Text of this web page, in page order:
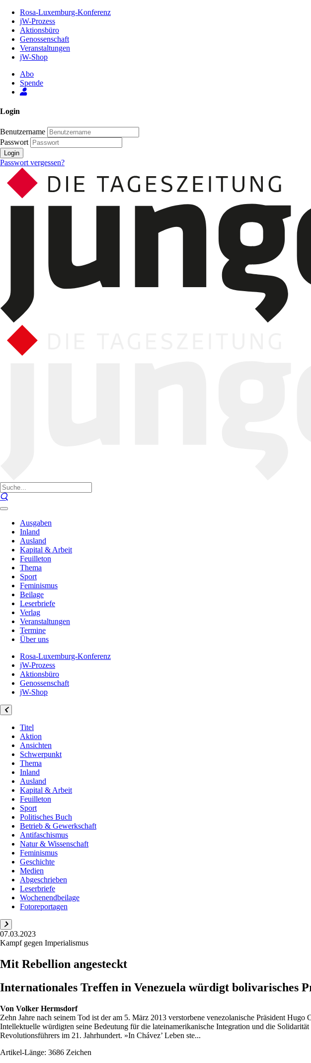
Inhalt
Seite
Rosa-Luxemburg-Konferenz
jW-Prozess
Aktionsbüro
Genossenschaft
Veranstaltungen
jW-Shop
Abo
Spende
Login
Benutzername
Passwort
Login
Passwort vergessen?
Ausgaben
Inland
Ausland
Kapital & Arbeit
Feuilleton
Thema
Sport
Feminismus
Beilage
Leserbriefe
Verlag
Veranstaltungen
Termine
Über uns
Rosa-Luxemburg-Konferenz
jW-Prozess
Aktionsbüro
Genossenschaft
jW-Shop
Titel
Aktion
Ansichten
Schwerpunkt
Thema
Inland
Ausland
Kapital & Arbeit
Feuilleton
Sport
Politisches Buch
Betrieb & Gewerkschaft
Antifaschismus
Natur & Wissenschaft
Feminismus
Geschichte
Medien
Abgeschrieben
Leserbriefe
Wochenendbeilage
Fotoreportagen
07.03.2023
Kampf gegen Imperialismus
Mit Rebellion angesteckt
Internationales Treffen in Venezuela würdigt bolivarisches
Von Volker Hermsdorf
Zehn Jahre nach seinem Tod ist der am 5. März 2013 verstorbene venezolanische Präsident
Intellektuelle würdigten seine Bedeutung für die lateinamerikanische Integration und die
Revolutionsführers im 21. Jahrhundert. »In Chávez’ Leben ste...
Artikel-Länge: 3686 Zeichen